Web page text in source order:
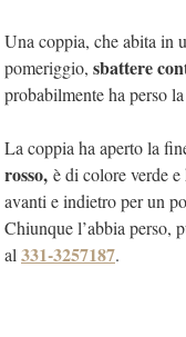
Una coppia, che abita in
pomeriggio, sbattere
probabilmente ha perso
La coppia ha aperto la
rosso, è di colore verde
avanti e indietro per un
Chiunque l’abbia perso,
al 331-3257187.